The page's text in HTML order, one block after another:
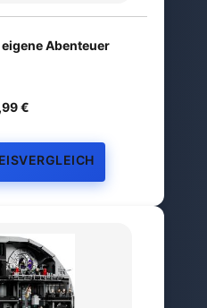
Abenteuer
€